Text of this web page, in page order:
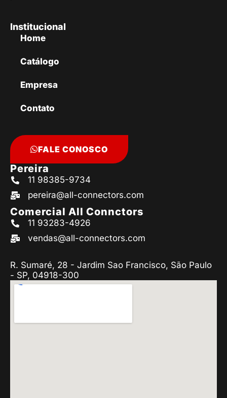
Institucional
Home
Catálogo
Empresa
Contato
FALE CONOSCO
Pereira
11 98385-9734
pereira@all-connectors.com
Comercial All Connctors
11 93283-4926
vendas@all-connectors.com
R. Sumaré, 28 - Jardim Sao Francisco, São Paulo
- SP, 04918-300